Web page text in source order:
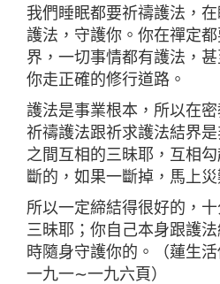
我們睡眠都要祈禱護法，
護法，守護你。你在禪定
界，一切事情都有護法，
你走正確的修行道路。
護法是事業根本，所以在
祈禱護法跟祈求護法結界
之間互相的三昧耶，互相
斷的，如果一斷掉，馬上災
所以一定締結得很好的，
三昧耶；你自己本身跟護
時隨身守護你的。（蓮生
一九一∼一九六頁）